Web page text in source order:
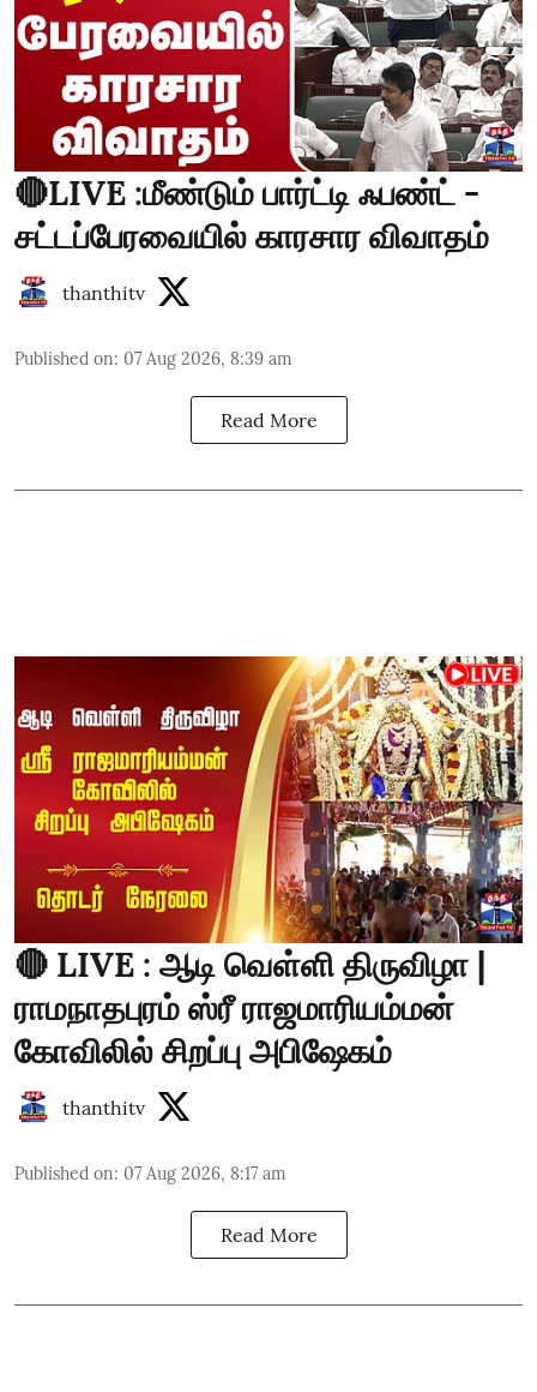
🔴LIVE :மீண்டும் பார்ட்டி ஃபண்ட் -
சட்டப்பேரவையில் காரசார விவாதம்
thanthitv
Published on: 07 Aug 2026, 8:39 am
Read More
🔴 LIVE : ஆடி வெள்ளி திருவிழா |
ராமநாதபுரம் ஸ்ரீ ராஜமாரியம்மன்
கோவிலில் சிறப்பு அபிஷேகம்
thanthitv
Published on: 07 Aug 2026, 8:17 am
Read More